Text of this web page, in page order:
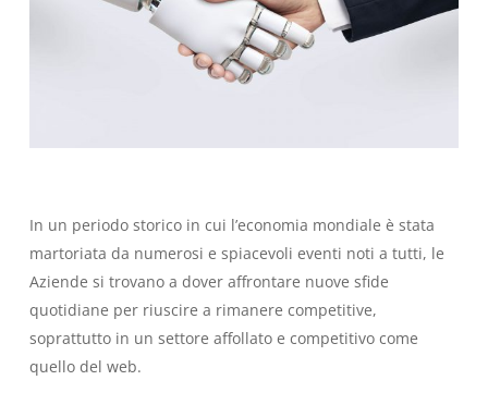
In un periodo storico in cui l’economia mondiale è stata
martoriata da numerosi e spiacevoli eventi noti a tutti, le
Aziende si trovano a dover affrontare nuove sfide
quotidiane per riuscire a rimanere competitive,
soprattutto in un settore affollato e competitivo come
quello del web.